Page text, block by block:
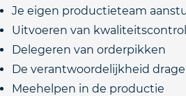
Je eigen productieteam
Uitvoeren van
Delegeren van orderpikken
De verantwoordelijkheid
Meehelpen in de productie